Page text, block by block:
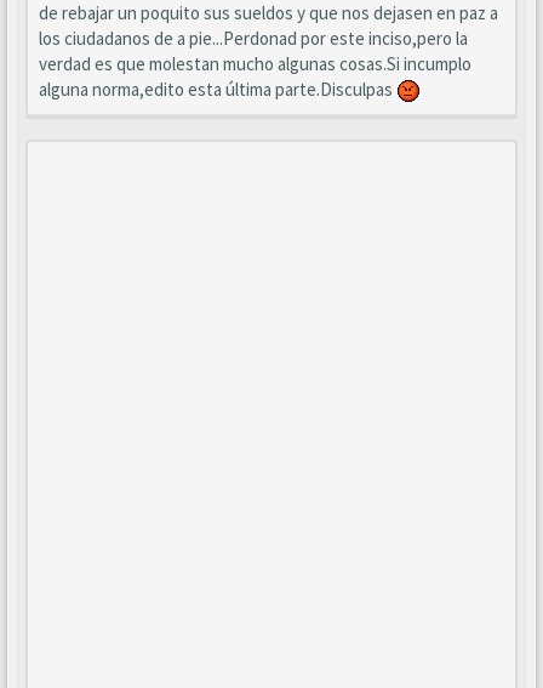
de rebajar un poquito sus sueldos y que nos dejasen en paz a
los ciudadanos de a pie...Perdonad por este inciso,pero la
verdad es que molestan mucho algunas cosas.Si incumplo
alguna norma,edito esta última parte.Disculpas